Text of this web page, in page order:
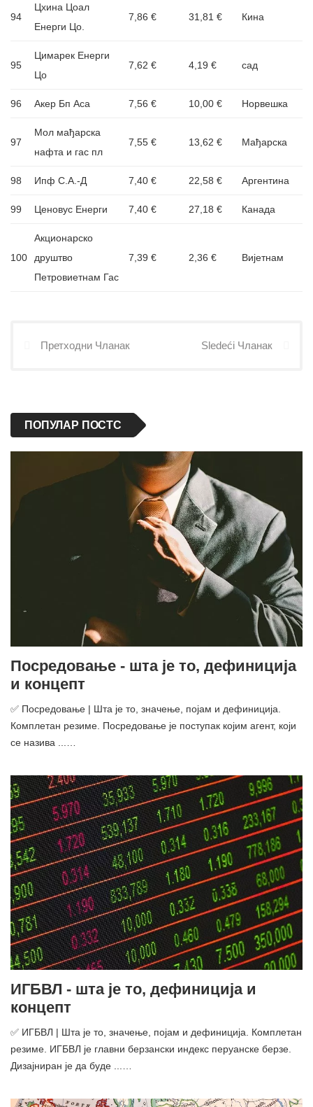
94
Цхина Цоал
Енерги Цо.
7,86 € 31,81 € Кина
95
Цимарек Енерги
Цо
7,62 € 4,19 € сад
96 Акер Бп Аса 7,56 € 10,00 € Норвешка
97
Мол мађарска
нафта и гас пл
7,55 € 13,62 € Мађарска
98 Ипф С.А.-Д 7,40 € 22,58 € Аргентина
99 Ценовус Енерги 7,40 € 27,18 € Канада
100
Акционарско
друштво
Петровиетнам Гас
7,39 € 2,36 € Вијетнам
Претходни Чланак Sledeći Чланак
ПОПУЛАР ПОСТС
Посредовање - шта је то, дефиниција
и концепт
✅ Посредовање | Шта је то, значење, појам и дефиниција.
Комплетан резиме. Посредовање је поступак којим агент, који
се назива ...…
ИГБВЛ - шта је то, дефиниција и
концепт
✅ ИГБВЛ | Шта је то, значење, појам и дефиниција. Комплетан
резиме. ИГБВЛ је главни берзански индекс перуанске берзе.
Дизајниран је да буде ...…